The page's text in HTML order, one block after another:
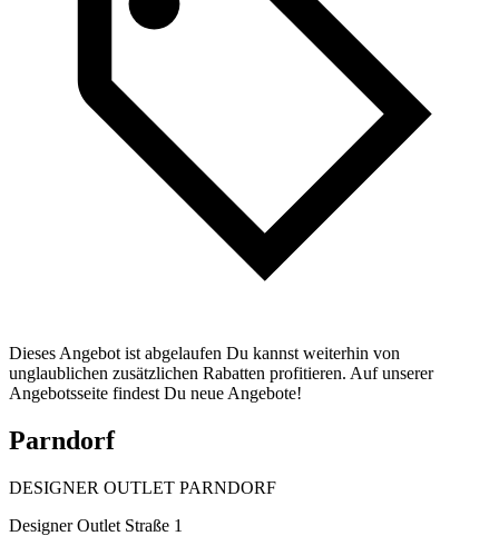
Dieses Angebot ist abgelaufen Du kannst weiterhin von
unglaublichen zusätzlichen Rabatten profitieren. Auf unserer
Angebotsseite findest Du neue Angebote!
Parndorf
DESIGNER OUTLET PARNDORF
Designer Outlet Straße 1